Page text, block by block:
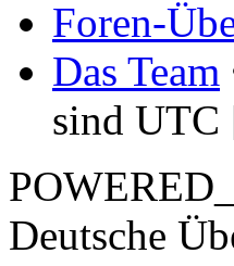
Foren-
Das Team
sind UTC
Deutsche